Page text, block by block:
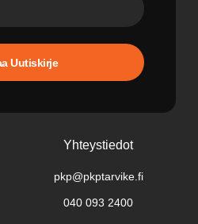
Uutiskirje
Yhteystiedot
pkp@pkptarvike.fi
040 093 2400